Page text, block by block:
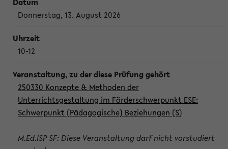
Donnerstag, 13. August 2026
10-12
250330 Konzepte & Methoden der
Unterrichtsgestaltung im Förderschwerpunkt ESE:
Schwerpunkt (Pädagogische) Beziehungen (S)
M.Ed.ISP SF: Diese Veranstaltung darf nicht vorstudiert